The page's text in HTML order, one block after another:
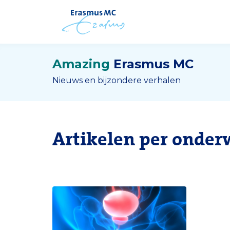
Amazing Erasmus MC
Nieuws en bijzondere verhalen
Artikelen per